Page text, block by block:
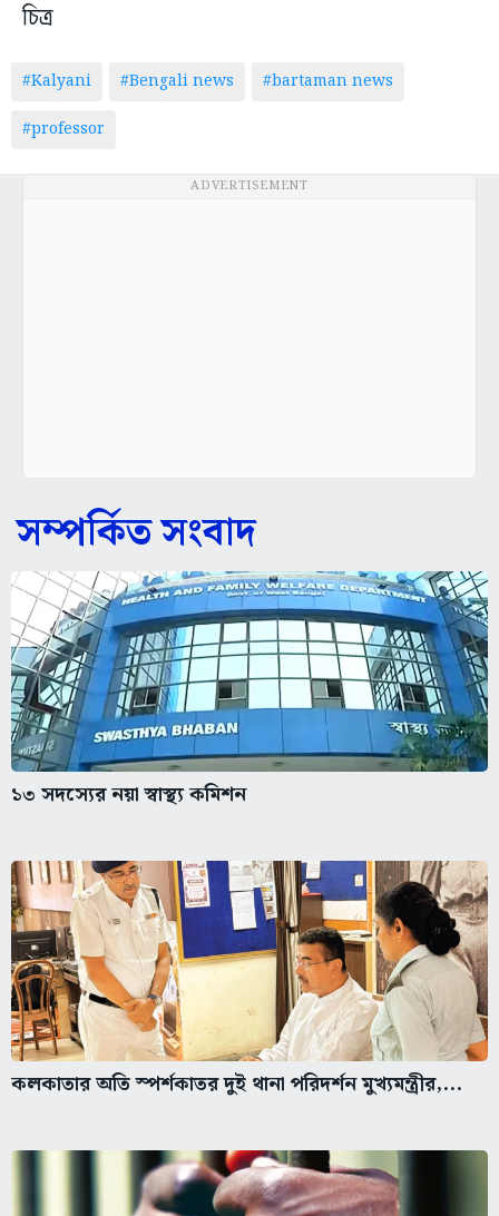
চিত্র
#Kalyani #Bengali news
#bartaman news
#professor
ADVERTISEMENT
সম্পর্কিত সংবাদ
১৩ সদস্যের নয়া স্বাস্থ্য কমিশন
কলকাতার অতি স্পর্শকাতর দুই থানা পরিদর্শন মুখ্যমন্ত্রীর,...